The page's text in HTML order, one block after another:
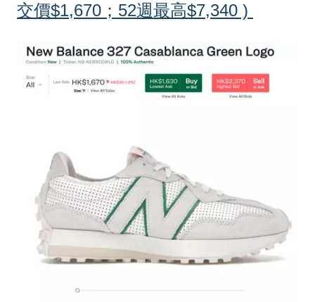
交價$1,670；52週最高$7,340 )